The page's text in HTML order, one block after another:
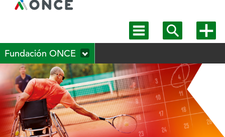
Mostrar
menú
Mostrar
buscadormás
Fundación ONCE